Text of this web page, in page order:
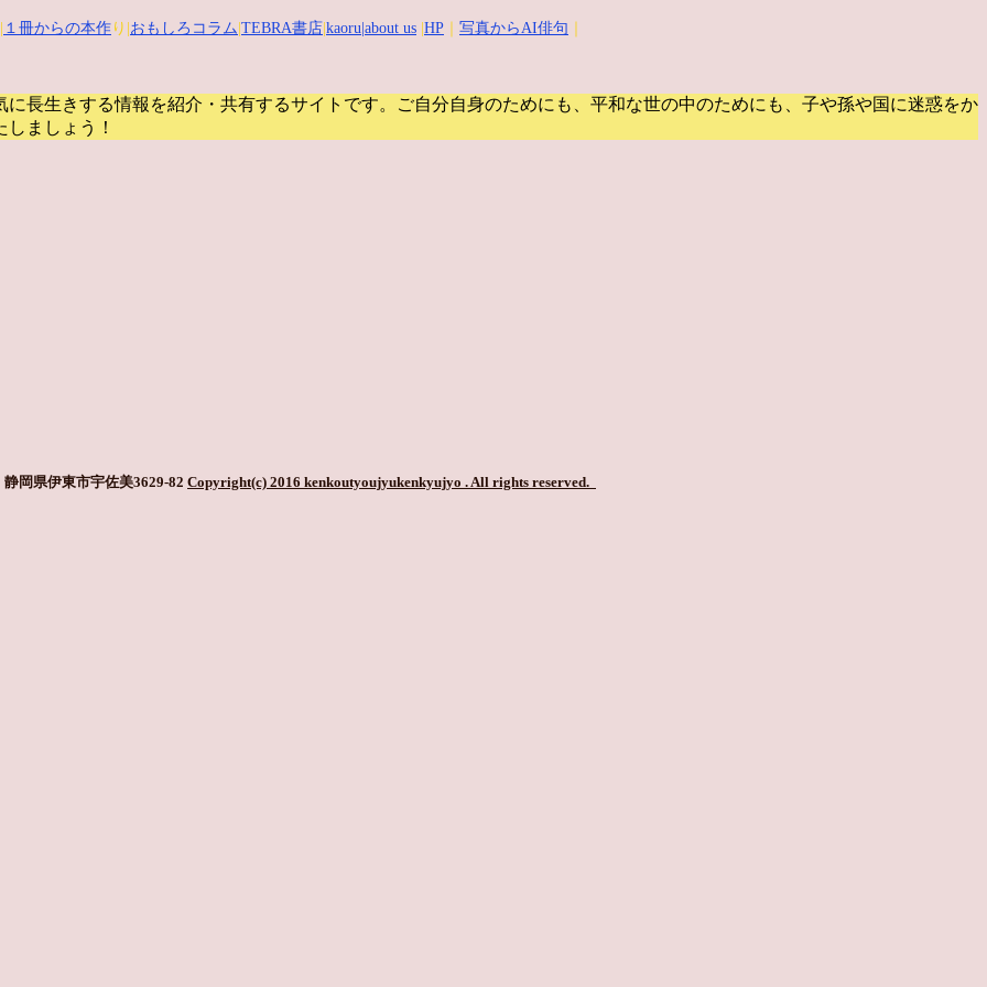
１冊からの本作 り| おもしろコラム TEBRA書店 kaoru |about us HP 写真からAI俳句
長生きする情報を紹介・共有するサイトです。
ご自分自身のためにも、平和な世の中のためにも、子や孫や国に迷惑をか
ましょう！
岡県伊東市宇佐美3629-82 Copyright(c) 2016 kenkoutyoujyukenkyujyo . All rights reserved.